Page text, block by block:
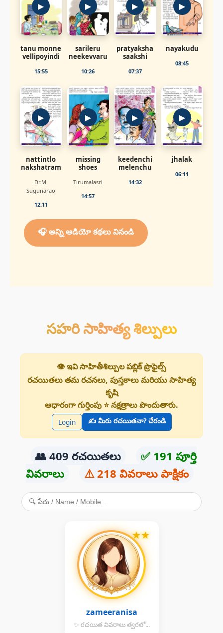
▶
tanu monne
vellipoyindi
15:55
▶
sarileru
neekevvaru
10:26
▶
pratyaksha
saakshi
07:37
▶
nayakudu
08:45
▶
nattintlo
nakshatram
Dr.M.
Sugunarao
12:11
▶
missing
shoes
Tirumalasri
14:57
▶
keedenchi
melenchu
14:32
▶
jhalak
06:11
🎧 అన్ని ఆడియో కథలు వినండి
సహరి సాహిత్య శిల్పులు
👁️ ఇవి సాహితీశిల్పుల పబ్లిక్ ప్రొఫైల్స్
రచయితలు తమ రచనలు, పుస్తకాలు మరియు సాహిత్య
కృషి
ఆధారంగా గుర్తింపు ⭐ నక్షత్రాలు పొందుతారు.
Login ✍️ మీరు రచయితనా? చేరండి
👥 409 రచయితలు
✅ 191 పూర్తి
వివరాలు
⚠️ 218 వివరాలు పాక్షికం
★★
zameeranisa
✨ రచయిత వివరాలు త్వరలో...